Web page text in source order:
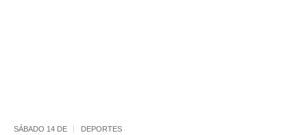
SÁBADO 14 DE DEPORTES